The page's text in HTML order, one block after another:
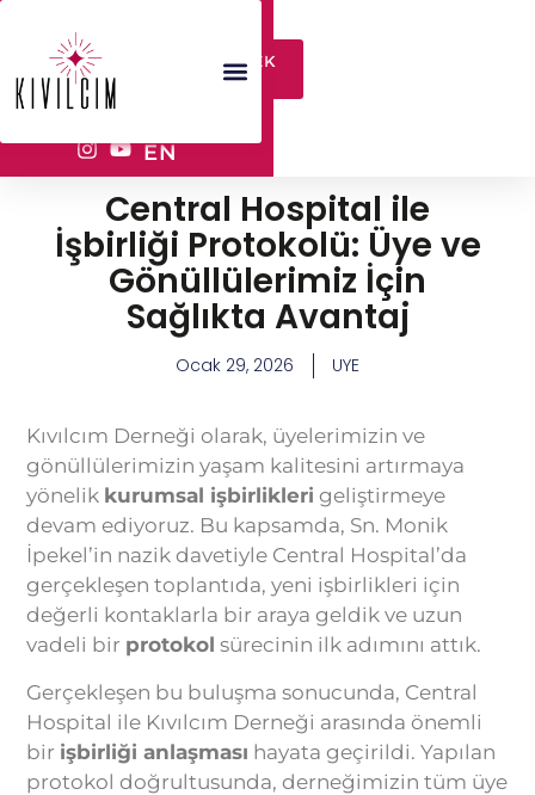
YARDIM
TALEP
ET
DESTEK
OL
EN
Central Hospital ile
İşbirliği Protokolü: Üye ve
Gönüllülerimiz İçin
Sağlıkta Avantaj
Ocak 29, 2026 UYE
Kıvılcım Derneği olarak, üyelerimizin ve
gönüllülerimizin yaşam kalitesini artırmaya
yönelik kurumsal işbirlikleri geliştirmeye
devam ediyoruz. Bu kapsamda, Sn. Monik
İpekel’in nazik davetiyle Central Hospital’da
gerçekleşen toplantıda, yeni işbirlikleri için
değerli kontaklarla bir araya geldik ve uzun
vadeli bir protokol sürecinin ilk adımını attık.
Gerçekleşen bu buluşma sonucunda, Central
Hospital ile Kıvılcım Derneği arasında önemli
bir işbirliği anlaşması hayata geçirildi. Yapılan
protokol doğrultusunda, derneğimizin tüm üye